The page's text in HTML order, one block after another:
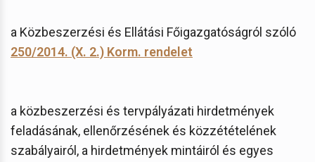
a Közbeszerzési és Ellátási Főigazgatóságról szóló
250/2014. (X. 2.) Korm. rendelet
a közbeszerzési és tervpályázati hirdetmények
feladásának, ellenőrzésének és közzétételének
szabályairól, a hirdetmények mintáiról és egyes